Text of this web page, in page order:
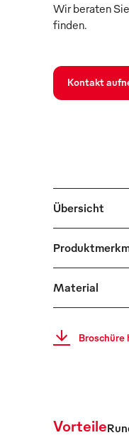
Wir beraten
finden.
Kontakt
Übersicht
Material
Broschüre
Vorteile